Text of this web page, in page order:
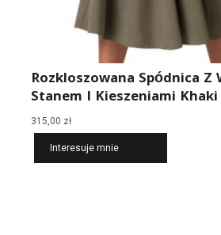
Rozkloszowana Spódnica Z
Stanem I Kieszeniami Khaki
315,00 zł
Interesuje mnie